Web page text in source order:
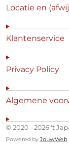
Locatie en
Klantenservice
Privacy Policy
Algemene
© 2020 - 2026 't
Powered by JouwWeb